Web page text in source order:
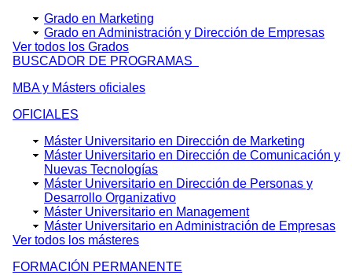
Grado en Marketing
Grado en Administración y Dirección de Empresas​
Ver todos los Grados
BUSCADOR DE PROGRAMAS
MBA y Másters oficiales
OFICIALES
Máster Universitario en Dirección de Marketing
Máster Universitario en Dirección de Comunicación y
Nuevas Tecnologías
Máster Universitario en Dirección de Personas y
Desarrollo Organizativo
Máster Universitario en Management
Máster Universitario en Administración de Empresas
Ver todos los másteres
FORMACIÓN PERMANENTE